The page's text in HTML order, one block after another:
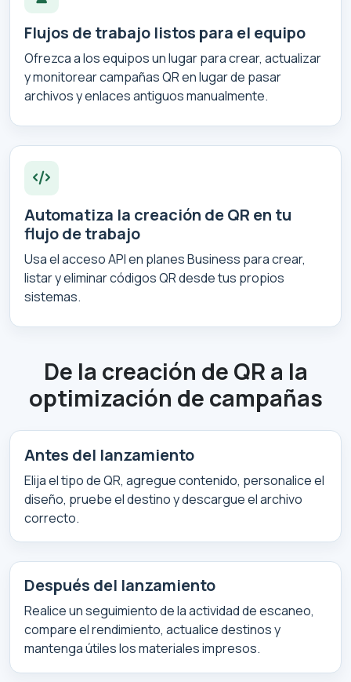
Flujos de trabajo listos para el equipo
Ofrezca a los equipos un lugar para crear, actualizar
y monitorear campañas QR en lugar de pasar
archivos y enlaces antiguos manualmente.
Automatiza la creación de QR en tu
flujo de trabajo
Usa el acceso API en planes Business para crear,
listar y eliminar códigos QR desde tus propios
sistemas.
De la creación de QR a la
optimización de campañas
Antes del lanzamiento
Elija el tipo de QR, agregue contenido, personalice el
diseño, pruebe el destino y descargue el archivo
correcto.
Después del lanzamiento
Realice un seguimiento de la actividad de escaneo,
compare el rendimiento, actualice destinos y
mantenga útiles los materiales impresos.